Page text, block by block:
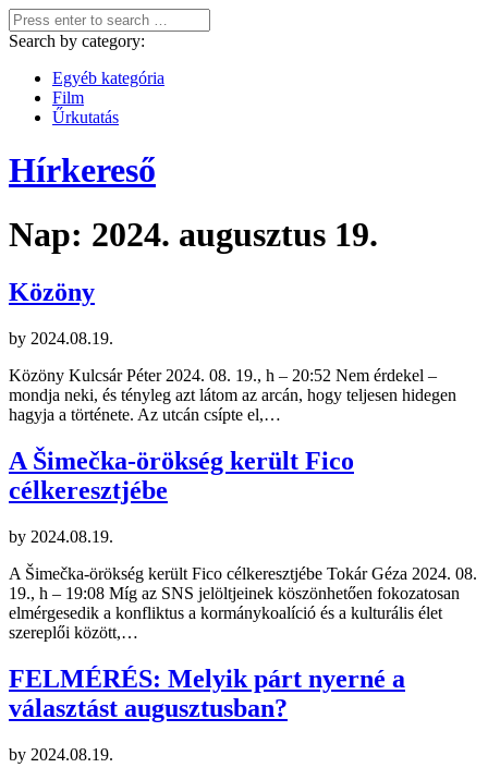
Search by category:
Egyéb kategória
Film
Űrkutatás
Hírkereső
Nap: 2024. augusztus 19.
Közöny
by 2024.08.19.
Közöny Kulcsár Péter 2024. 08. 19., h – 20:52 Nem érdekel –
mondja neki, és tényleg azt látom az arcán, hogy teljesen hidegen
hagyja a története. Az utcán csípte el,…
A Šimečka-örökség került Fico
célkeresztjébe
by 2024.08.19.
A Šimečka-örökség került Fico célkeresztjébe Tokár Géza 2024. 08.
19., h – 19:08 Míg az SNS jelöltjeinek köszönhetően fokozatosan
elmérgesedik a konfliktus a kormánykoalíció és a kulturális élet
szereplői között,…
FELMÉRÉS: Melyik párt nyerné a
választást augusztusban?
by 2024.08.19.